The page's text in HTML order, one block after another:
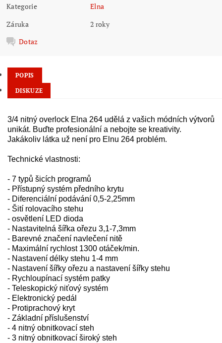
Kategorie
Elna
Záruka
2 roky
Dotaz
POPIS
DISKUZE
3/4 nitný overlock Elna 264 udělá z vašich módních výtvorů
unikát. Buďte profesionální a nebojte se kreativity.
Jakákoliv látka už není pro Elnu 264 problém.
Technické vlastnosti:
- 7 typů šicích programů
- Přístupný systém předního krytu
- Diferenciální podávání 0,5-2,25mm
- Šití rolovacího stehu
- osvětlení LED dioda
- Nastavitelná šířka ořezu 3,1-7,3mm
- Barevné značení navlečení nitě
- Maximální rychlost 1300 otáček/min.
- Nastavení délky stehu 1-4 mm
- Nastavení šířky ořezu a nastavení šířky stehu
- Rychloupínací systém patky
- Teleskopický niťový systém
- Elektronický pedál
- Protiprachový kryt
- Základní příslušenství
- 4 nitný obnitkovací steh
- 3 nitný obnitkovací široký steh